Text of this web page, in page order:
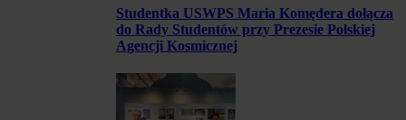
Studentka USWPS Maria Komędera dołącza
do Rady Studentów przy Prezesie Polskiej
Agencji Kosmicznej